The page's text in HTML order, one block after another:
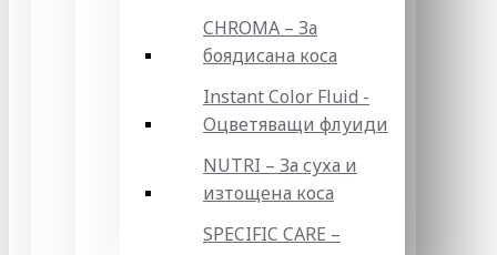
CHROMA – За
боядисана коса
Instant Color Fluid -
Оцветяващи флуиди
NUTRI – За суха и
изтощена коса
SPECIFIC CARE –